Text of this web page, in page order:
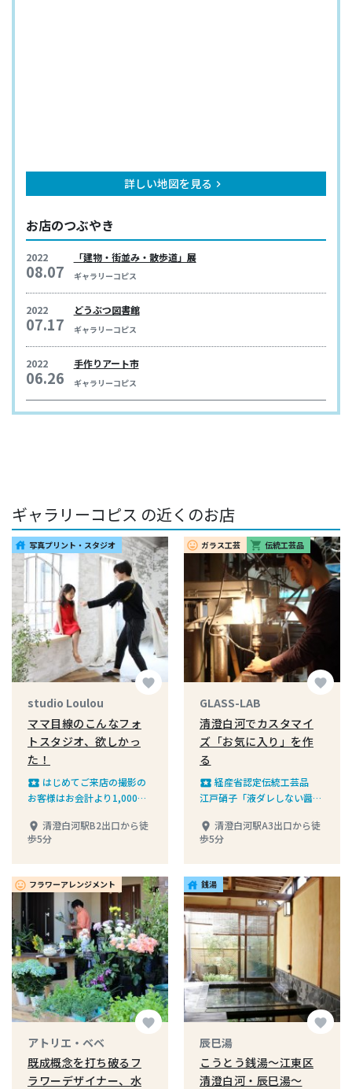
詳しい地図を見る keyboard_arrow_right
お店のつぶやき
2022
08.07
「建物・街並み・散歩道」展
ギャラリーコピス
2022
07.17
どうぶつ図書館
ギャラリーコピス
2022
06.26
手作りアート市
ギャラリーコピス
ギャラリーコピス の近くのお店
house 写真プリント・スタジオ
favorite
studio Loulou
ママ目線のこんなフォ
トスタジオ、欲しかっ
た！
local_play はじめてご来店の撮影の
お客様はお会計より1,000円
place 清澄白河駅B2出口から徒
歩5分
insert_emoticon ガラス工芸 shopping_cart 伝統工芸品
favorite
GLASS-LAB
清澄白河でカスタマイ
ズ「お気に入り」を作
る
local_play 経産省認定伝統工芸品
江戸硝子「液ダレしない醤油
予約で通常5,000円→4,500
円
place 清澄白河駅A3出口から徒
歩5分
insert_emoticon フラワーアレンジメント
favorite
アトリエ・ベベ
既成概念を打ち破るフ
ラワーデザイナー、水
house 銭湯
favorite
辰巳湯
こうとう銭湯～江東区
清澄白河・辰巳湯〜